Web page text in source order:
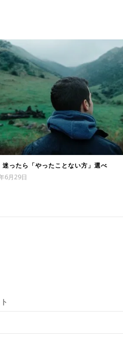
迷ったら「やったことない方」選べ
6月29日